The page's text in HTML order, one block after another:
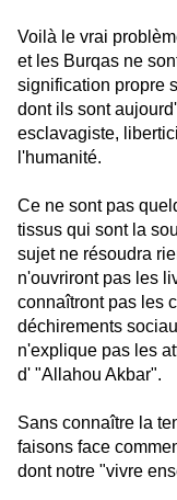
Voilà le vrai
et les Burqas ne
signification propre
dont ils sont
esclavagiste,
l'humanité.
Ce ne sont pas
tissus qui sont la
sujet ne résoudra
n'ouvriront pas les
connaîtront pas les
déchirements
n'explique pas les
d' "Allahou Akbar".
Sans connaître la
faisons face
dont notre "vivre